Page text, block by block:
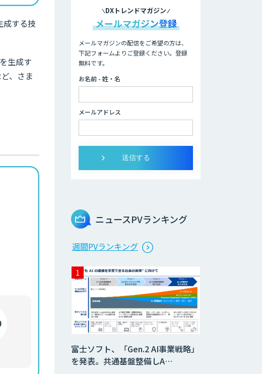
成する技
生成す
、さま
Datatang AIデー
タ処理プラットフ
ォームサービス
Datatang 高品質
DXトレンドマガジン
メールマガジン登録
メールマガジンの配信をご希望の方は、
下記フォームよりご登録ください。登録
無料です。
お名前 - 姓・名
メールアドレス
ニュースPVランキング
週間PVランキング
富士ソフト、「Gen.2 AI事業戦略」
を発表。共通基盤整備しA…